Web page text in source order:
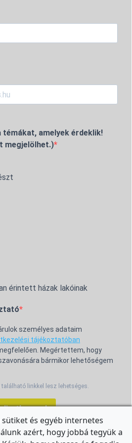
amelyek érdeklik!
megjelölhet.)
érintett házak lakóinak
személyes adataim
tájékoztatóban
Megértettem, hogy
bármikor lehetőségem
linkkel lesz lehetséges.
és egyéb internetes
azért, hogy jobbá tegyük a